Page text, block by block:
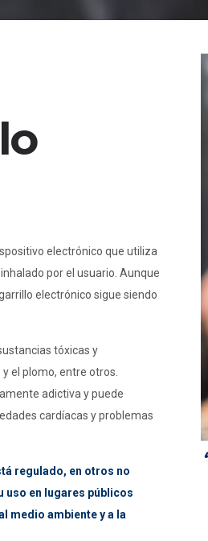
electrónico que utiliza
por el usuario. Aunque
electrónico sigue siendo
tóxicas y
el plomo, entre otros.
adictiva y puede
cardíacas y problemas
regulado, en otros no
uso en lugares públicos
medio ambiente y a la